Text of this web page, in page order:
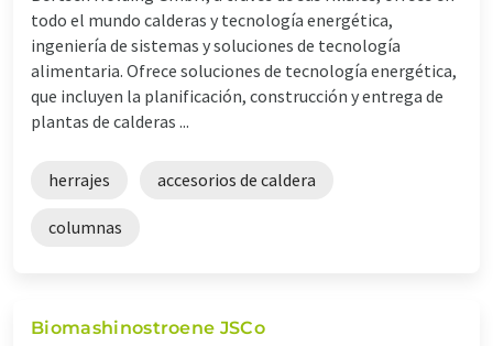
todo el mundo calderas y tecnología energética,
ingeniería de sistemas y soluciones de tecnología
alimentaria. Ofrece soluciones de tecnología energética,
que incluyen la planificación, construcción y entrega de
plantas de calderas ...
herrajes accesorios de caldera
columnas
Biomashinostroene JSCo